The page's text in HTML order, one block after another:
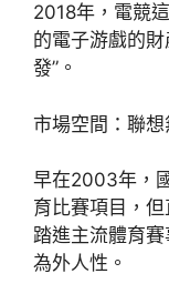
2018年，電競
的電子游戲的
發”。
市場空間：聯想
早在2003年，
育比賽項目，
踏進主流體育
為外人性。